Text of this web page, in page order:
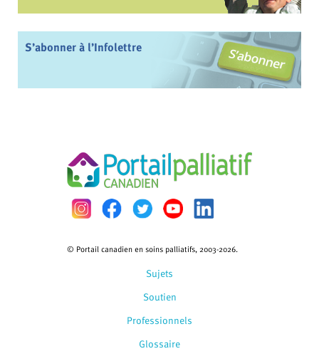
S’abonner à l’Infolettre
Sujets
Soutien
Professionnels
Glossaire
© Portail canadien en soins palliatifs, 2003-2026.